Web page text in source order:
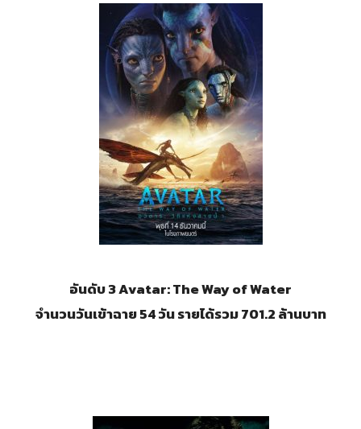
อันดับ 3 Avatar: The Way of Water
จำนวนวันเข้าฉาย 54 วัน รายได้รวม 701.2 ล้านบาท